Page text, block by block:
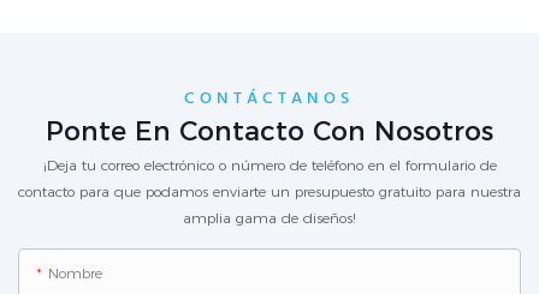
CONTÁCTANOS
Ponte En Contacto Con Nosotros
¡Deja tu correo electrónico o número de teléfono en el formulario de
contacto para que podamos enviarte un presupuesto gratuito para nuestra
amplia gama de diseños!
Nombre